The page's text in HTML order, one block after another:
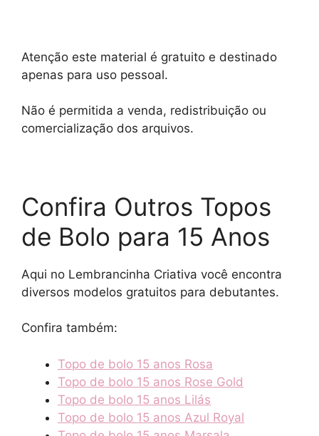
Atenção este material é gratuito e destinado
apenas para uso pessoal.
Não é permitida a venda, redistribuição ou
comercialização dos arquivos.
Confira Outros Topos
de Bolo para 15 Anos
Aqui no Lembrancinha Criativa você encontra
diversos modelos gratuitos para debutantes.
Confira também:
Topo de bolo 15 anos Rosa
Topo de bolo 15 anos Rose Gold
Topo de bolo 15 anos Lilás
Topo de bolo 15 anos Azul Royal